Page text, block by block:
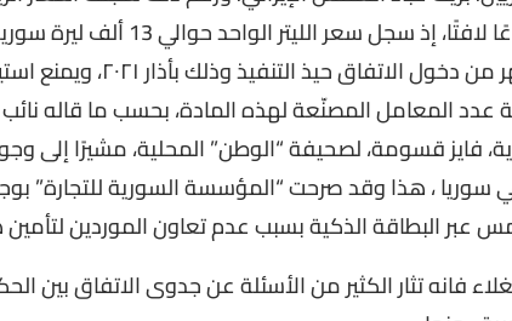
السورية ارتفاعًا لافتًا، إذ
بعد عدة اشهر من دخول
عدد المعامل المصنّعة لهذه المادة، بحسب ما قاله
فايز قسومة، لصحيفة “الوطن” المحلية، مشيرًا
في سوريا ، هذا وقد صرحت “المؤسسة السورية للتجارة”
عبر البطاقة الذكية بسبب عدم تعاون الموردين لتأمين
فانه تثار الكثير من الأسئلة عن جدوى الاتفاق بين